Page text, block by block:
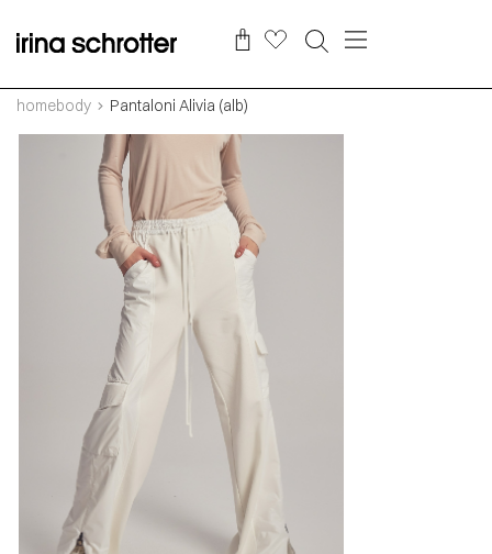
homebody Pantaloni Alivia (alb)